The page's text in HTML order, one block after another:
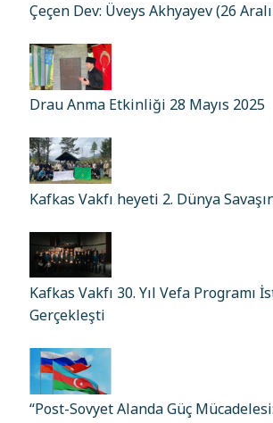
Çeçen Dev: Üveys Akhyayev (26
Drau Anma Etkinliği 28 Mayıs 2025
Kafkas Vakfı heyeti 2. Dünya
Kafkas Vakfı 30. Yıl Vefa Programı
Gerçekleşti
“Post-Sovyet Alanda Güç